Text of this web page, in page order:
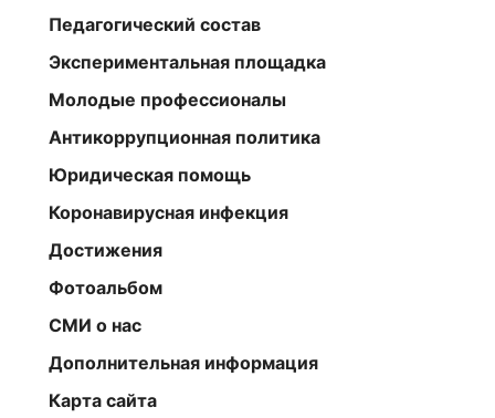
Педагогический состав
Экспериментальная площадка
Молодые профессионалы
Антикоррупционная политика
Юридическая помощь
Коронавирусная инфекция
Достижения
Фотоальбом
СМИ о нас
Дополнительная информация
Карта сайта